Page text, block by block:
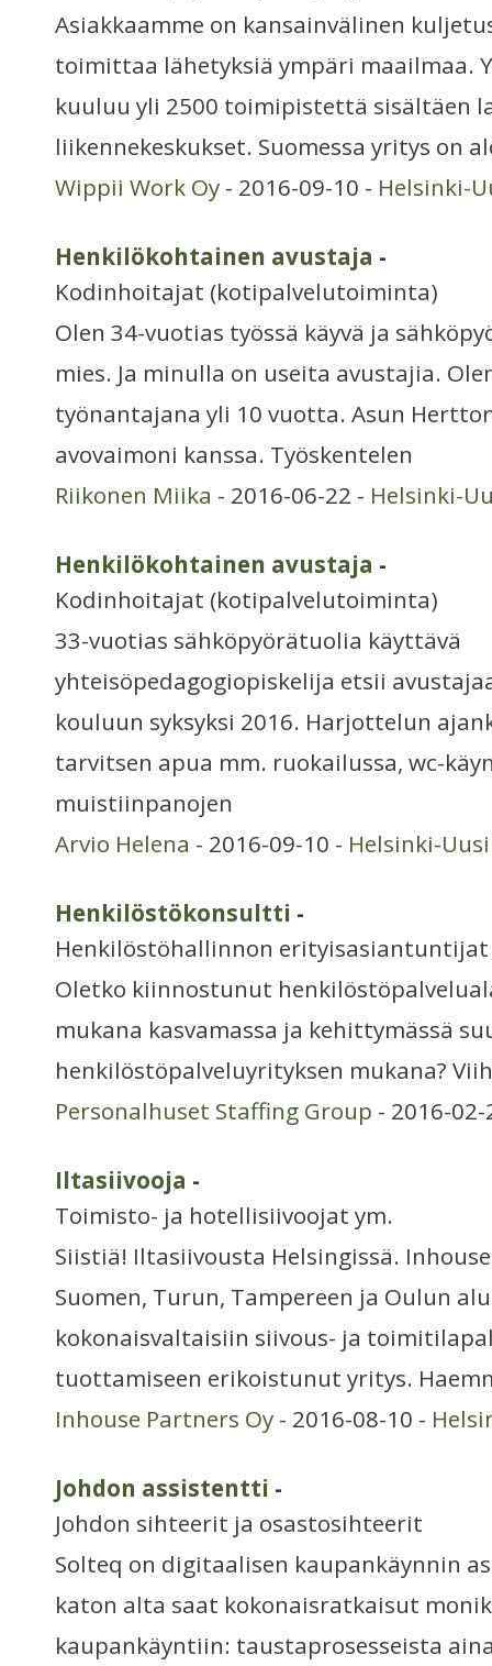
Asiakkaamme on kansainvälinen
toimittaa lähetyksiä ympäri maailmaa.
kuuluu yli 2500 toimipistettä sisältäen
liikennekeskukset. Suomessa yritys on
Wippii Work Oy - 2016-09-10 - Helsinki-
Henkilökohtainen avustaja -
Kodinhoitajat (kotipalvelutoiminta)
Olen 34-vuotias työssä käyvä ja
mies. Ja minulla on useita avustajia.
työnantajana yli 10 vuotta. Asun
avovaimoni kanssa. Työskentelen
Riikonen Miika - 2016-06-22 - Helsinki-
Henkilökohtainen avustaja -
Kodinhoitajat (kotipalvelutoiminta)
33-vuotias sähköpyörätuolia käyttävä
yhteisöpedagogiopiskelija etsii
kouluun syksyksi 2016. Harjottelun
tarvitsen apua mm. ruokailussa, wc-
muistiinpanojen
Arvio Helena - 2016-09-10 - Helsinki-
Henkilöstökonsultti -
Henkilöstöhallinnon
Oletko kiinnostunut
mukana kasvamassa ja kehittymässä
henkilöstöpalveluyrityksen mukana?
Personalhuset Staffing Group - 2016-
Iltasiivooja -
Toimisto- ja hotellisiivoojat ym.
Siistiä! Iltasiivousta Helsingissä.
Suomen, Turun, Tampereen ja Oulun
kokonaisvaltaisiin siivous- ja
tuottamiseen erikoistunut yritys.
Inhouse Partners Oy - 2016-08-10 -
Johdon assistentti -
Johdon sihteerit ja osastosihteerit
Solteq on digitaalisen kaupankäynnin
katon alta saat kokonaisratkaisut
kaupankäyntiin: taustaprosesseista